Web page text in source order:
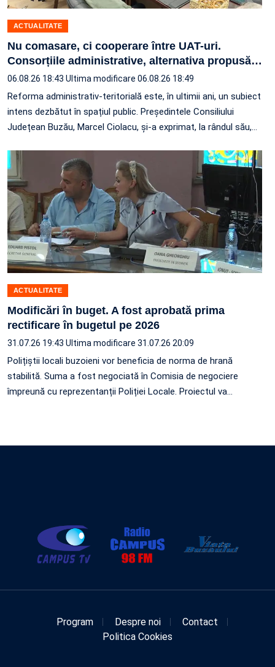
ACTUALITATE
Nu comasare, ci cooperare între UAT-uri.
Consorțiile administrative, alternativa propusă…
06.08.26 18:43 Ultima modificare 06.08.26 18:49
Reforma administrativ-teritorială este, în ultimii ani, un subiect
intens dezbătut în spațiul public. Președintele Consiliului
Județean Buzău, Marcel Ciolacu, și-a exprimat, la rândul său,…
ACTUALITATE
Modificări în buget. A fost aprobată prima
rectificare în bugetul pe 2026
31.07.26 19:43 Ultima modificare 31.07.26 20:09
Polițiștii locali buzoieni vor beneficia de norma de hrană
stabilită. Suma a fost negociată în Comisia de negociere
împreună cu reprezentanții Poliției Locale. Proiectul va…
Program Despre noi
Contact
Politica Cookies